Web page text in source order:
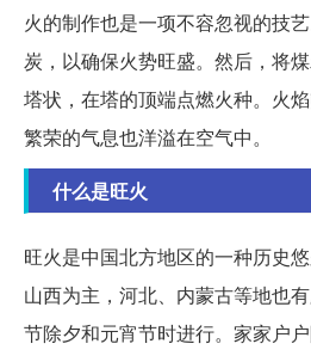
火的制作也是一项不容忽视的技
炭，以确保火势旺盛。然后，将
塔状，在塔的顶端点燃火种。火
繁荣的气息也洋溢在空气中。
什么是旺火
旺火是中国北方地区的一种历史
山西为主，河北、内蒙古等地也
节除夕和元宵节时进行。家家户